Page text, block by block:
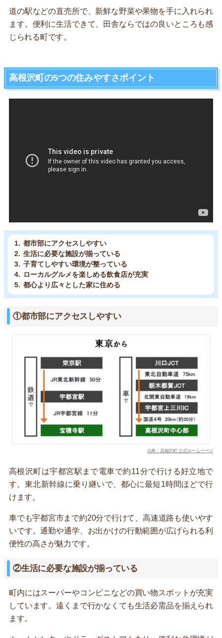
道の駅などの直売所で、新鮮な野菜や果物を手に入れられ
ます。便利に生活できて、田舎ならではの良いところも感
じられる町です。
高根沢町の5つの住みやすさポイント
都市部にアクセスしやすい
生活に必要な施設が揃っている
子育てしやすい環境が整っている
ローカルグルメを楽しめる飲食店が充実
都心より広々とした家に住める
①都市部にアクセスしやすい
出典：高根沢町 公式ホームページ
高根沢町は宇都宮駅まで電車で約11分で行ける好立地で
す。東北新幹線に乗り継いで、都心に最短1時間ほどで行
けます。
車でも宇都宮市まで約20分で行けて、高速道路も使いやす
いです。通勤や通学、お出かけの行動範囲が広げられる利
便性の高さが魅力です。
②生活に必要な施設が揃っている
町内にはスーパーやコンビニなどの買い物スポットが充実
しています。遠くまで行かなくても生活必需品を揃えられ
ます。